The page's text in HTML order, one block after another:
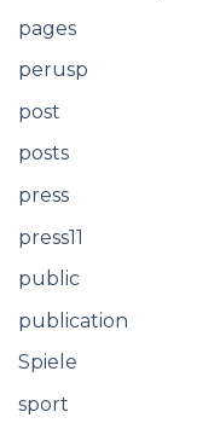
pages
perusp
post
posts
press
press11
public
publication
Spiele
sport